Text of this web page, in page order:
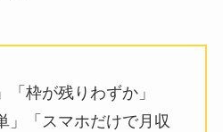
「枠が残りわずか」
」「スマホだけで月収